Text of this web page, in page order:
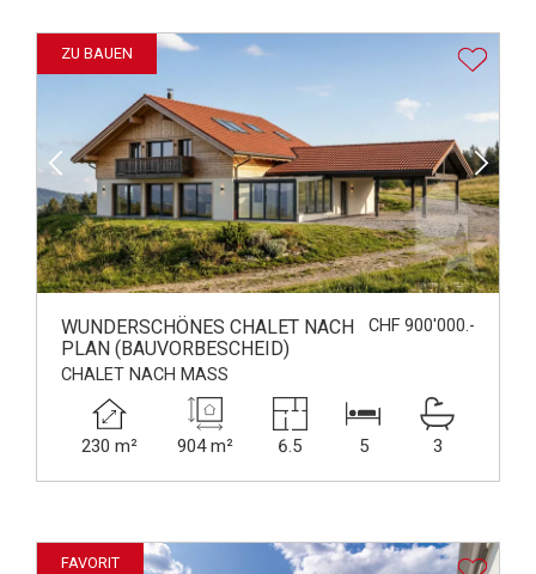
ZU BAUEN
WUNDERSCHÖNES CHALET NACH
PLAN (BAUVORBESCHEID)
CHF 900'000.-
CHALET NACH MASS
230 m² 904 m² 6.5 5 3
FAVORIT